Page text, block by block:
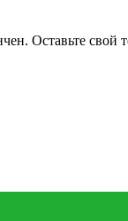
Оставьте